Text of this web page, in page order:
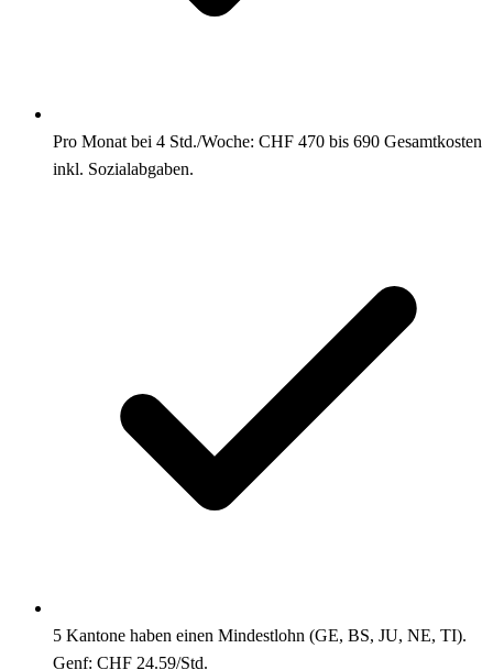
Pro Monat bei 4 Std./Woche: CHF 470 bis 690 Gesamtkosten
inkl. Sozialabgaben.
5 Kantone haben einen Mindestlohn (GE, BS, JU, NE, TI).
Genf: CHF 24.59/Std.